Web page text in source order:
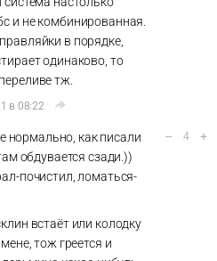
и не комбинированная.
в порядке,
одинаково, то
тж.
в 08:22
нормально, как писали
обдувается сзади.))
почистил, ломаться-
встаёт или колодку
тож греется и
– 4 +